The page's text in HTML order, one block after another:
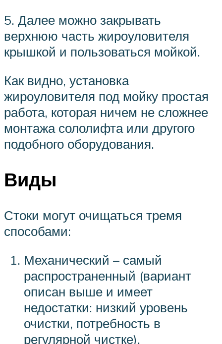
5. Далее можно закрывать
верхнюю часть жироуловителя
крышкой и пользоваться мойкой.
Как видно, установка
жироуловителя под мойку простая
работа, которая ничем не сложнее
монтажа сололифта или другого
подобного оборудования.
Виды
Стоки могут очищаться тремя
способами:
Механический – самый
распространенный (вариант
описан выше и имеет
недостатки: низкий уровень
очистки, потребность в
регулярной чистке).